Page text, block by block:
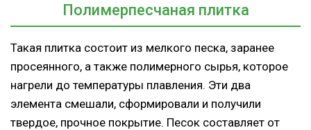
Полимерпесчаная плитка
Такая плитка состоит из мелкого песка, заранее
просеянного, а также полимерного сырья, которое
нагрели до температуры плавления. Эти два
элемента смешали, сформировали и получили
твердое, прочное покрытие. Песок составляет от